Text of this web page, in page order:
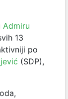
Admiru
13
po
(SDP),